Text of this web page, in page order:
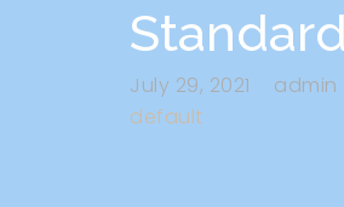
July 29, 2021 admin
default